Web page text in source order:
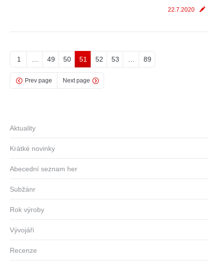
22.7.2020
1 49 50 51 52 53 89
Prev page Next page
Aktuality
Krátké novinky
Abecední seznam her
Subžánr
Rok výroby
Vývojáři
Recenze